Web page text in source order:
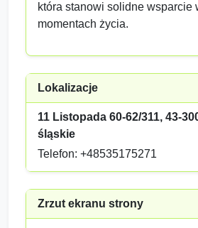
która stanowi solidne wsparcie
momentach życia.
Lokalizacje
11 Listopada 60-62/311, 43-
śląskie
Telefon: +48535175271
Zrzut ekranu strony